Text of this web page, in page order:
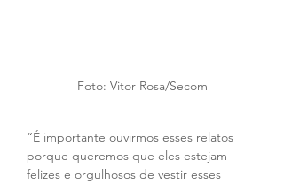
Foto: Vitor Rosa/Secom
“É importante ouvirmos esses relatos
porque queremos que eles estejam
felizes e orgulhosos de vestir esses